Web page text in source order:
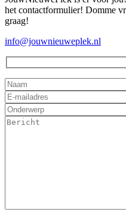
het contactformulier! Domme
graag!
info@jouwnieuweplek.nl